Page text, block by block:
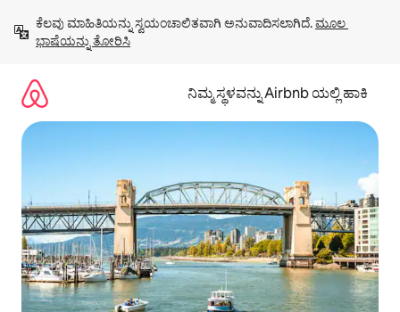
ಹೋಗಿ
ಕೆಲವು ಮಾಹಿತಿಯನ್ನು ಸ್ವಯಂಚಾಲಿತವಾಗಿ ಅನುವಾದಿಸಲಾಗಿದೆ. ಮೂಲ
ಭಾಷೆಯನ್ನು ತೋರಿಸಿ
ನಿಮ್ಮ ಸ್ಥಳವನ್ನು Airbnb ಯಲ್ಲಿ ಹಾಕಿ